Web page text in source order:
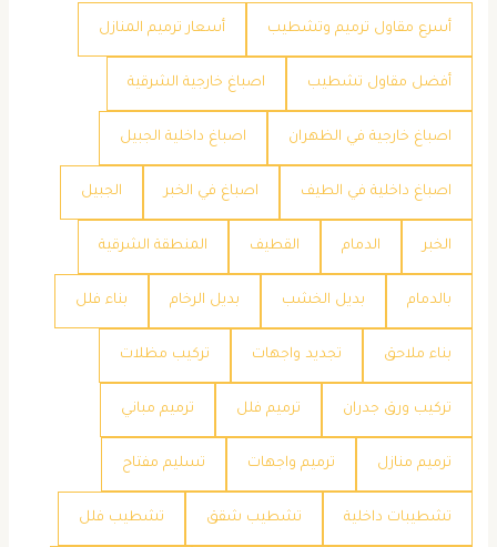
أسرع مقاول ترميم وتشطيب أسعار ترميم المنازل
أفضل مقاول تشطيب اصباغ خارجية الشرقية
اصباغ خارجية في الظهران اصباغ داخلية الجبيل
اصباغ داخلية في الطيف اصباغ في الخبر الجبيل
الخبر الدمام القطيف المنطقة الشرقية
بالدمام بديل الخشب بديل الرخام بناء فلل
بناء ملاحق تجديد واجهات تركيب مظلات
تركيب ورق جدران ترميم فلل ترميم مباني
ترميم منازل ترميم واجهات تسليم مفتاح
تشطيبات داخلية تشطيب شقق تشطيب فلل